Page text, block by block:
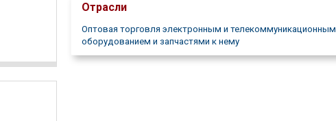
Отрасли
Оптовая торговля электронным и телекоммуникационным
оборудованием и запчастями к нему